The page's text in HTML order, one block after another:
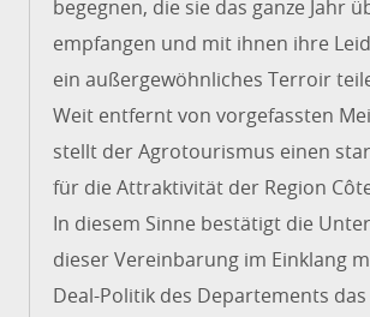
begegnen, die sie das ganze Jahr
empfangen und mit ihnen ihre
ein außergewöhnliches Terroir
Weit entfernt von vorgefassten
stellt der Agrotourismus einen
für die Attraktivität der Region
In diesem Sinne bestätigt die
dieser Vereinbarung im Einklang
Deal-Politik des Departements